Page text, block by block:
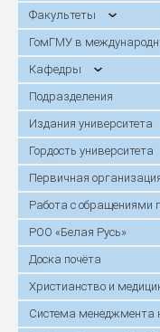
Факультеты
ГомГМУ в
Кафедры
Подразделения
Издания университета
Гордость университета
Первичная
Работа с обращениями
РОО «Белая Русь»
Доска почёта
Христианство и
Система менеджмента